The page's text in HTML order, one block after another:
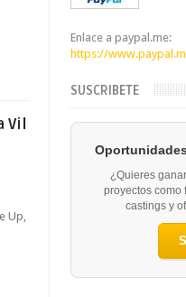
Up,
Enlace a paypal.me:
https://
SUSCRIBETE
¿Quieres
proyectos como
castings y